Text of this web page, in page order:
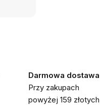
Darmowa dostawa
Przy zakupach
powyżej 159 złotych